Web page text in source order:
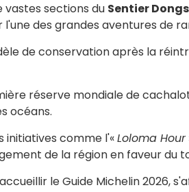
vastes sections du Sentier
des grandes aventures de
de conservation après la
réserve mondiale de
océans.
initiatives comme l'«Loloma Hour
de la région en faveur du
le Guide Michelin 2026,